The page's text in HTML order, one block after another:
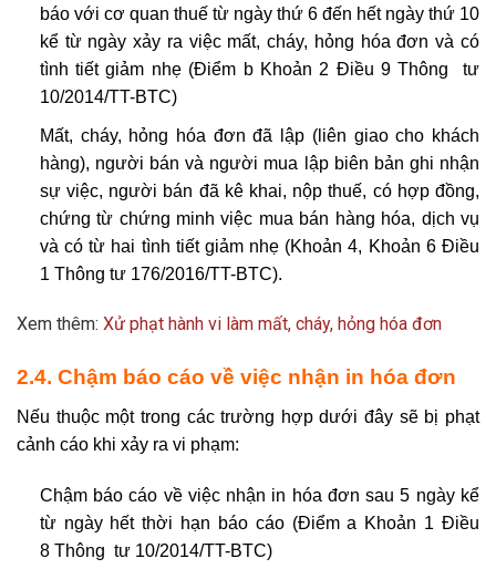
báo với cơ quan thuế từ ngày thứ 6 đến hết ngày thứ 10
kể từ ngày xảy ra việc mất, cháy, hỏng hóa đơn và có
tình tiết giảm nhẹ (Điểm b Khoản 2 Điều 9 Thông tư
10/2014/TT-BTC)
Mất, cháy, hỏng hóa đơn đã lập (liên giao cho khách
hàng), người bán và người mua lập biên bản ghi nhận
sự việc, người bán đã kê khai, nộp thuế, có hợp đồng,
chứng từ chứng minh việc mua bán hàng hóa, dịch vụ
và có từ hai tình tiết giảm nhẹ (Khoản 4, Khoản 6 Điều
1 Thông tư 176/2016/TT-BTC).
Xem thêm: Xử phạt hành vi làm mất, cháy, hỏng hóa đơn
2.4. Chậm báo cáo về việc nhận in hóa đơn
Nếu thuộc một trong các trường hợp dưới đây sẽ bị phạt
cảnh cáo khi xảy ra vi phạm:
Chậm báo cáo về việc nhận in hóa đơn sau 5 ngày kể
từ ngày hết thời hạn báo cáo (Điểm a Khoản 1 Điều
8 Thông tư 10/2014/TT-BTC)